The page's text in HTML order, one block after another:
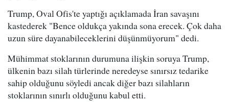
Trump, Oval Ofis'te yaptığı açıklamada İran savaşını
kastederek "Bence oldukça yakında sona erecek. Çok daha
uzun süre dayanabileceklerini düşünmüyorum" dedi.
Mühimmat stoklarının durumuna ilişkin soruya Trump,
ülkenin bazı silah türlerinde neredeyse sınırsız tedarike
sahip olduğunu söyledi ancak diğer bazı silahların
stoklarının sınırlı olduğunu kabul etti.